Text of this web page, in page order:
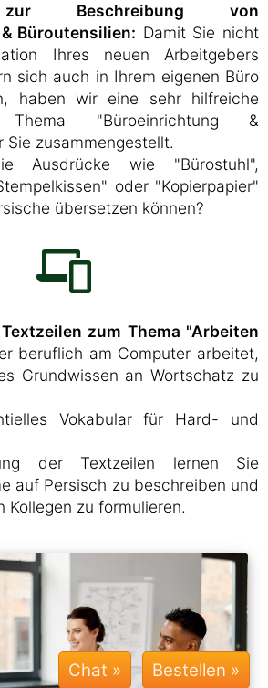
Beschreibung von
Büroutensilien: Damit Sie nicht
Ihres neuen Arbeitgebers
sich auch in Ihrem eigenen Büro
haben wir eine sehr hilfreiche
"Büroeinrichtung &
Sie zusammengestellt.
Ausdrücke wie "Bürostuhl",
oder "Kopierpapier"
übersetzen können?
zum Thema "Arbeiten
beruflich am Computer arbeitet,
Grundwissen an Wortschatz zu
Vokabular für Hard- und
der Textzeilen lernen Sie
auf Persisch zu beschreiben und
Kollegen zu formulieren.
Chat »